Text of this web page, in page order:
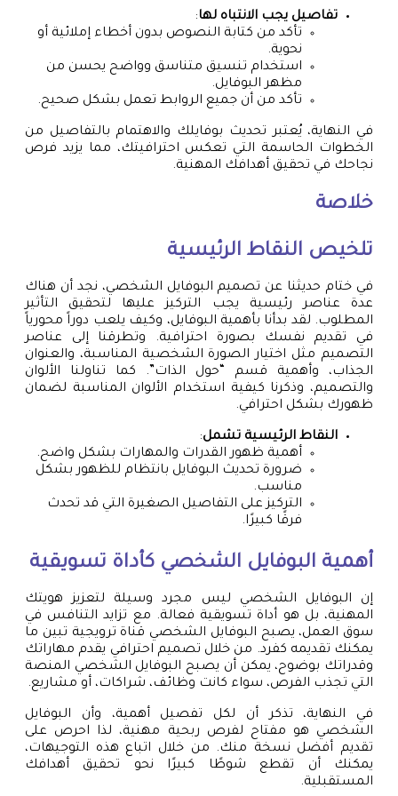
تفاصيل يجب الانتباه لها:
تأكد من كتابة النصوص بدون أخطاء إملائية أو
نحوية.
استخدام تنسيق متناسق وواضح يحسن من
مظهر البوفايل.
تأكد من أن جميع الروابط تعمل بشكل صحيح.
في النهاية، يُعتبر تحديث بوفايلك والاهتمام بالتفاصيل من
الخطوات الحاسمة التي تعكس احترافيتك، مما يزيد فرص
نجاحك في تحقيق أهدافك المهنية.
خلاصة
تلخيص النقاط الرئيسية
في ختام حديثنا عن تصميم البوفايل الشخصي، نجد أن هناك
عدة عناصر رئيسية يجب التركيز عليها لتحقيق التأثير
المطلوب. لقد بدأنا بأهمية البوفايل، وكيف يلعب دوراً محورياً
في تقديم نفسك بصورة احترافية. وتطرقنا إلى عناصر
التصميم مثل اختيار الصورة الشخصية المناسبة، والعنوان
الجذاب، وأهمية قسم “حول الذات”. كما تناولنا الألوان
والتصميم، وذكرنا كيفية استخدام الألوان المناسبة لضمان
ظهورك بشكل احترافي.
النقاط الرئيسية تشمل:
أهمية ظهور القدرات والمهارات بشكل واضح.
ضرورة تحديث البوفايل بانتظام للظهور بشكل
مناسب.
التركيز على التفاصيل الصغيرة التي قد تحدث
فرقًا كبيرًا.
أهمية البوفايل الشخصي كأداة تسويقية
إن البوفايل الشخصي ليس مجرد وسيلة لتعزيز هويتك
المهنية، بل هو أداة تسويقية فعالة. مع تزايد التنافس في
سوق العمل، يصبح البوفايل الشخصي قناة ترويجية تبين ما
يمكنك تقديمه كفرد. من خلال تصميم احترافي يقدم مهاراتك
وقدراتك بوضوح، يمكن أن يصبح البوفايل الشخصي المنصة
التي تجذب الفرص، سواء كانت وظائف، شراكات، أو مشاريع.
في النهاية، تذكر أن لكل تفصيل أهمية، وأن البوفايل
الشخصي هو مفتاح لفرص ربحية مهنية، لذا احرص على
تقديم أفضل نسخة منك. من خلال اتباع هذه التوجيهات،
يمكنك أن تقطع شوطًا كبيرًا نحو تحقيق أهدافك
المستقبلية.